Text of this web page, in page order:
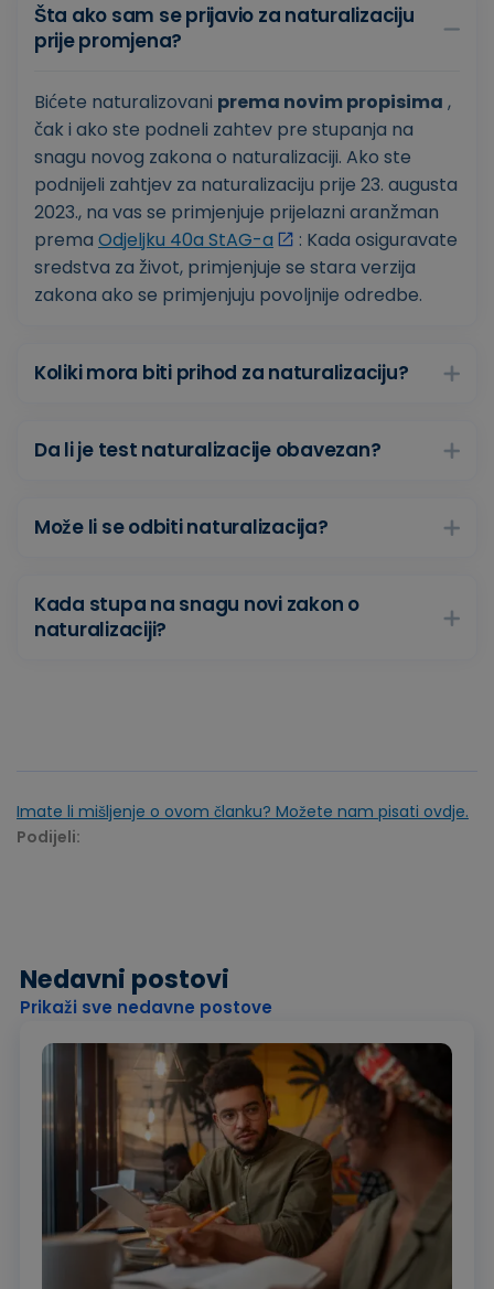
Šta ako sam se prijavio za naturalizaciju
prije promjena?
Bićete naturalizovani prema novim propisima ,
čak i ako ste podneli zahtev pre stupanja na
snagu novog zakona o naturalizaciji. Ako ste
podnijeli zahtjev za naturalizaciju prije 23. augusta
2023., na vas se primjenjuje prijelazni aranžman
prema Odjeljku 40a StAG-a
: Kada osiguravate
sredstva za život, primjenjuje se stara verzija
zakona ako se primjenjuju povoljnije odredbe.
Koliki mora biti prihod za naturalizaciju?
Da li je test naturalizacije obavezan?
Može li se odbiti naturalizacija?
Kada stupa na snagu novi zakon o
naturalizaciji?
Imate li mišljenje o ovom članku? Možete nam pisati ovdje.
Podijeli:
Nedavni postovi
Prikaži sve nedavne postove